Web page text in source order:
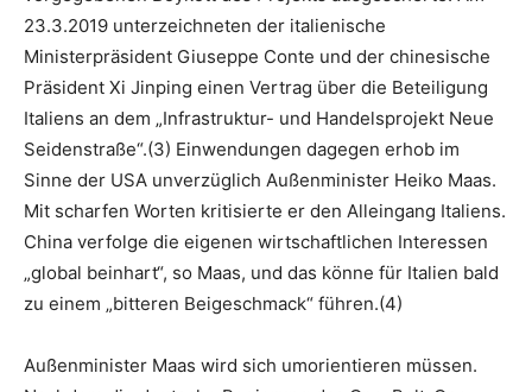
23.3.2019 unterzeichneten der italienische
Ministerpräsident Giuseppe Conte und der chinesische
Präsident Xi Jinping einen Vertrag über die Beteiligung
Italiens an dem „Infrastruktur- und Handelsprojekt Neue
Seidenstraße“.(3) Einwendungen dagegen erhob im
Sinne der USA unverzüglich Außenminister Heiko Maas.
Mit scharfen Worten kritisierte er den Alleingang Italiens.
China verfolge die eigenen wirtschaftlichen Interessen
„global beinhart“, so Maas, und das könne für Italien bald
zu einem „bitteren Beigeschmack“ führen.(4)
Außenminister Maas wird sich umorientieren müssen.